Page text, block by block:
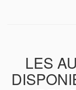
LES